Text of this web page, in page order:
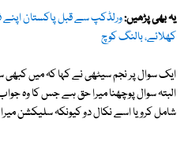
یہ بھی پڑھیں:ورلڈکپ سے قبل پاکستان اپنے
کھلائے، بالنگ کوچ
ایک سوال پر نجم سیٹھی نے کہا کہ میں کبھی
البتہ سوال پوچھنا میرا حق ہے جس کا وہ
شامل کرو یا اسے نکال دو کیونکہ سلیکشن